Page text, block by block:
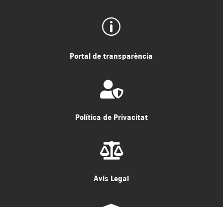
p
Portal de transparència

Política de Privacitat

Avís Legal